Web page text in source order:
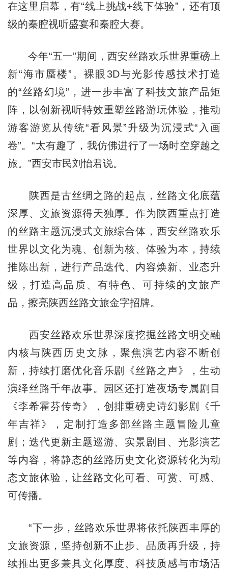
在这里启幕，有“线上挑战+线下体验”，还有顶
级的秦腔视听盛宴和秦腔大赛。
今年“五一”期间，西安丝路欢乐世界重磅上
新“海市蜃楼”。裸眼3D与光影传感技术打造
的“丝路幻境”，进一步丰富了科技文旅产品矩
阵，以创新视听特效重塑丝路游玩体验，推动
游客游览从传统“看风景”升级为沉浸式“入画
卷”。“太有趣了，我仿佛进行了一场时空穿越之
旅。”西安市民刘怡君说。
陕西是古丝绸之路的起点，丝路文化底蕴
深厚、文旅资源得天独厚。作为陕西重点打造
的丝路主题沉浸式文旅综合体，西安丝路欢乐
世界以文化为魂、创新为核、体验为本，持续
推陈出新，进行产品迭代、内容焕新、业态升
级，打造高品质、有特色、可持续的文旅产
品，擦亮陕西丝路文旅金字招牌。
西安丝路欢乐世界深度挖掘丝路文明交融
内核与陕西历史文脉，聚焦演艺内容不断创
新，持续打磨优化音乐剧《丝路之声》，生动
演绎丝路千年故事。园区还打造夜场专属剧目
《李希霍芬传奇》，创排重磅史诗幻影剧《千
年吉祥》，定制打造多部丝路主题冒险儿童
剧；迭代更新主题巡游、实景剧目、光影演艺
等内容，将静态的丝路历史文化资源转化为动
态文旅体验，让丝路文化可看、可赏、可感、
可传播。
“下一步，丝路欢乐世界将依托陕西丰厚的
文旅资源，坚持创新不止步、品质再升级，持
续推出更多兼具文化厚度、科技质感与市场活